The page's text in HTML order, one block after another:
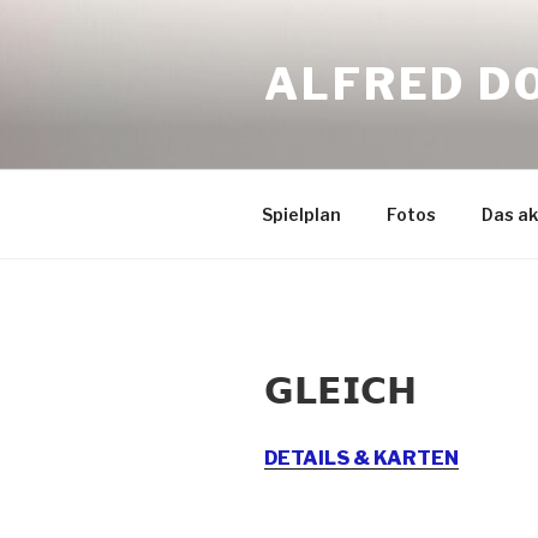
ALFRED
Spielplan Fotos Das
𝗚𝗟𝗘𝗜𝗖𝗛
DETAILS & KARTEN